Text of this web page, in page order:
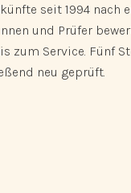
seit 1994 nach
und Prüfer
zum Service. Fünf
neu geprüft.